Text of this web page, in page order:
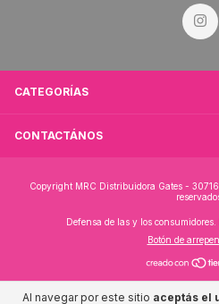
Al navegar por este sitio aceptás el
CATEGORÍAS
CONTACTÁNOS
Copyright MRC Distribuidora Gates -
Defensa de las y los consumidores.
Botón de